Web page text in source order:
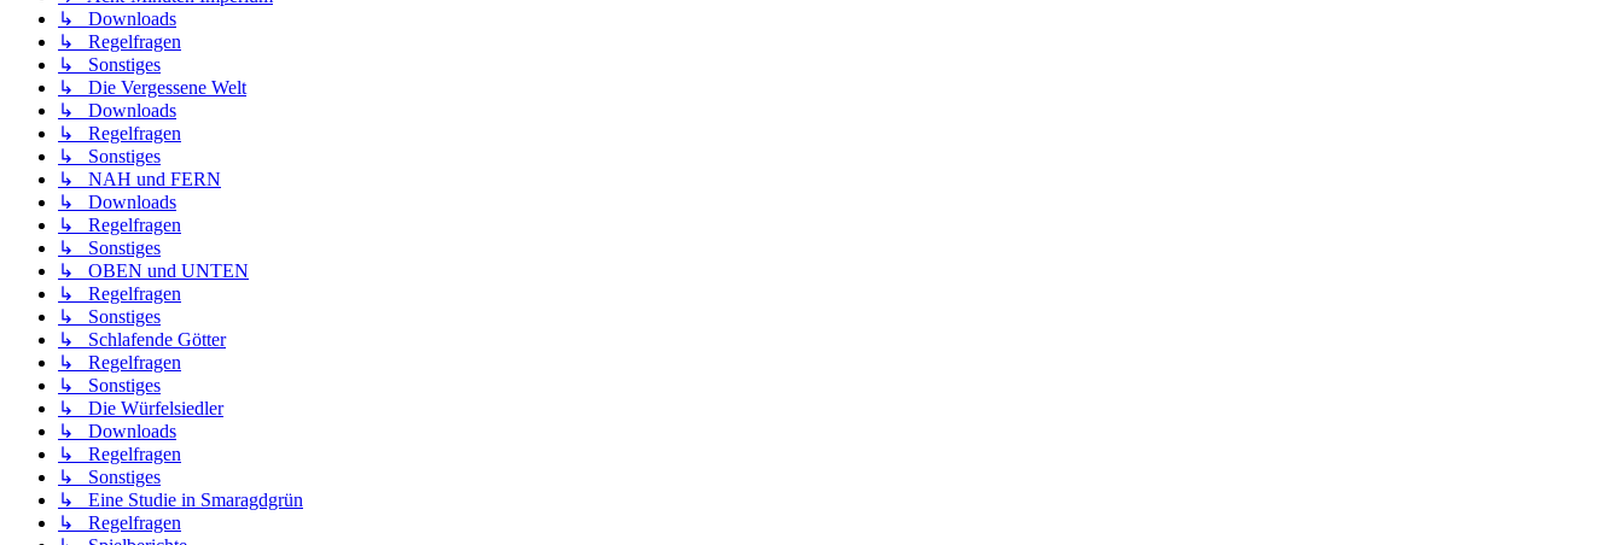
↳ Downloads
↳ Regelfragen
↳ Sonstiges
↳ Die Vergessene Welt
↳ Downloads
↳ Regelfragen
↳ Sonstiges
↳ NAH und FERN
↳ Downloads
↳ Regelfragen
↳ Sonstiges
↳ OBEN und UNTEN
↳ Regelfragen
↳ Sonstiges
↳ Schlafende Götter
↳ Regelfragen
↳ Sonstiges
↳ Die Würfelsiedler
↳ Downloads
↳ Regelfragen
↳ Sonstiges
↳ Eine Studie in Smaragdgrün
↳ Regelfragen